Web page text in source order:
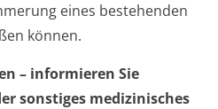
eines bestehenden
können.
– informieren Sie
sonstiges medizinisches